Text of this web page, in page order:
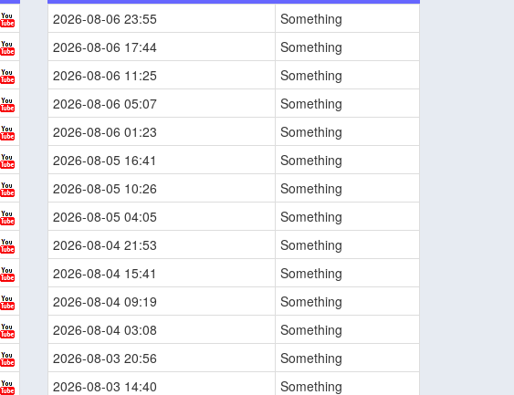
2026-08-06 23:55
Something
2026-08-06 17:44
Something
2026-08-06 11:25
Something
2026-08-06 05:07
Something
2026-08-06 01:23
Something
2026-08-05 16:41
Something
2026-08-05 10:26
Something
2026-08-05 04:05
Something
2026-08-04 21:53
Something
2026-08-04 15:41
Something
2026-08-04 09:19
Something
2026-08-04 03:08
Something
2026-08-03 20:56
Something
2026-08-03 14:40
Something